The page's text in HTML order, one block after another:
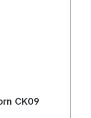
CK09